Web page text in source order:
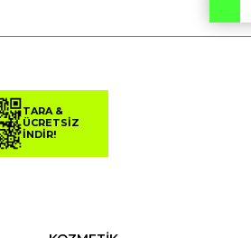
TARA &
ÜCRETSİZ
İNDİR!